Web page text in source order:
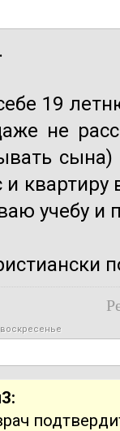
19
не
и
учебу и
воскресенье